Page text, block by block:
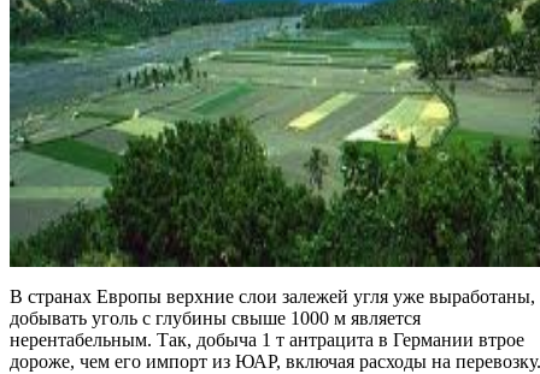
В странах Европы верхние слои залежей угля уже выработаны,
добывать уголь с глубины свыше 1000 м является
нерентабельным. Так, добыча 1 т антрацита в Германии втрое
дороже, чем его импорт из ЮАР, включая расходы на перевозку.